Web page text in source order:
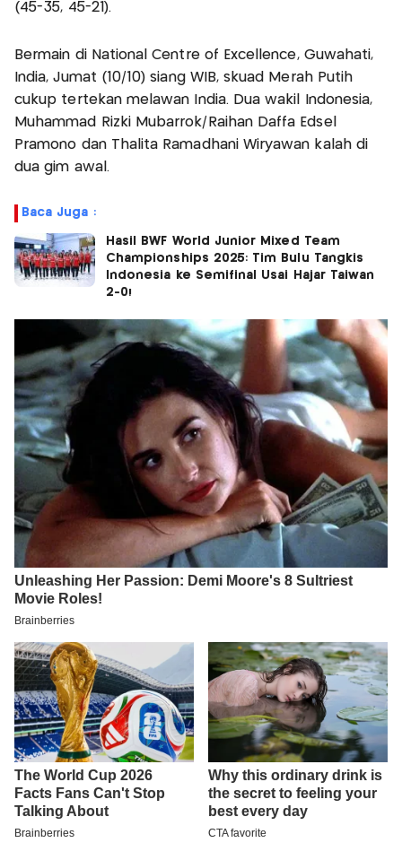
(45-35, 45-21).
Bermain di National Centre of Excellence, Guwahati,
India, Jumat (10/10) siang WIB, skuad Merah Putih
cukup tertekan melawan India. Dua wakil Indonesia,
Muhammad Rizki Mubarrok/Raihan Daffa Edsel
Pramono dan Thalita Ramadhani Wiryawan kalah di
dua gim awal.
Baca Juga :
Hasil BWF World Junior Mixed Team
Championships 2025: Tim Bulu Tangkis
Indonesia ke Semifinal Usai Hajar Taiwan
2-0!